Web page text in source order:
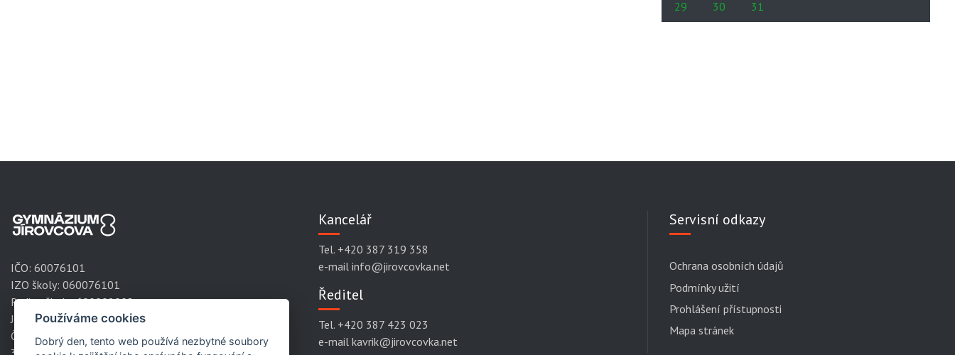
29 30 31
IČO: 60076101
IZO školy: 060076101
Redizo školy: 600008002
Jírovcova 1788/8
České Budějovice
Kancelář
Tel. +420 387 319 358
e-mail info@jirovcovka.net
Ředitel
Tel. +420 387 423 023
e-mail kavrik@jirovcovka.net
Servisní odkazy
Ochrana osobních údajů
Podmínky užití
Prohlášení přístupnosti
Mapa stránek
Používáme cookies
Dobrý den, tento web používá nezbytné soubory